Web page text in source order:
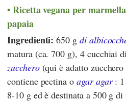
Ricetta vegana per
papaia
Ingredienti: 650 g di
matura (ca. 700 g), 4 cucchiai
zucchero(qui è adatto zucchero
contiene pectina o agar agar: 1
8-10 g ed è destinata a 500 g